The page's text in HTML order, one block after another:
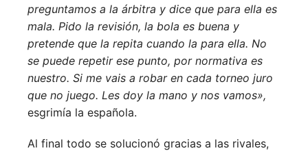
preguntamos a la árbitra y dice que para ella es
mala. Pido la revisión, la bola es buena y
pretende que la repita cuando la para ella. No
se puede repetir ese punto, por normativa es
nuestro. Si me vais a robar en cada torneo juro
que no juego. Les doy la mano y nos vamos»,
esgrimía la española.
Al final todo se solucionó gracias a las rivales,